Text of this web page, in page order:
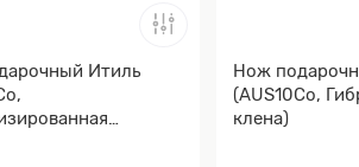
Итиль
Нож
(AUS10Co,
клена)